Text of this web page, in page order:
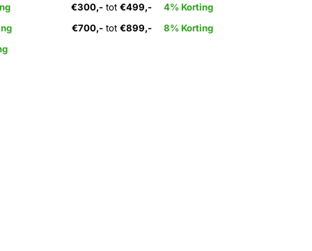
€300,-tot €499,-
4% Korting
€700,-tot €899,-
8% Korting